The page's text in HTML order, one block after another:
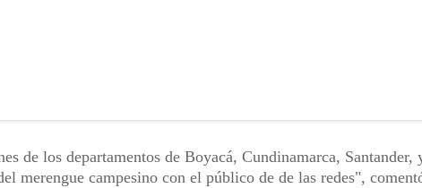
de los departamentos de Boyacá, Cundinamarca, Santander,
merengue campesino con el público de de las redes",